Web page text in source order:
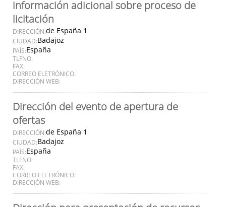
información adicional sobre proceso de
licitación
DIRECCIÓN:de España 1
CIUDAD:Badajoz
PAÍS:España
TLFNO:
FAX:
CORREO ELETRÓNICO:
DIRECCIÓN WEB:
Dirección del evento de apertura de
ofertas
DIRECCIÓN:de España 1
CIUDAD:Badajoz
PAÍS:España
TLFNO:
FAX:
CORREO ELETRÓNICO:
DIRECCIÓN WEB: